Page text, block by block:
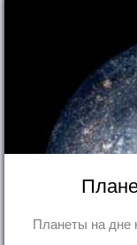
Планеты на дне